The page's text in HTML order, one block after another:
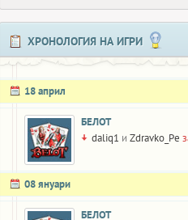
ХРОНОЛОГИЯ НА ИГРИ
18 април
БЕЛОТ
daliq1 и Zdravko_Pe
08 януари
БЕЛОТ